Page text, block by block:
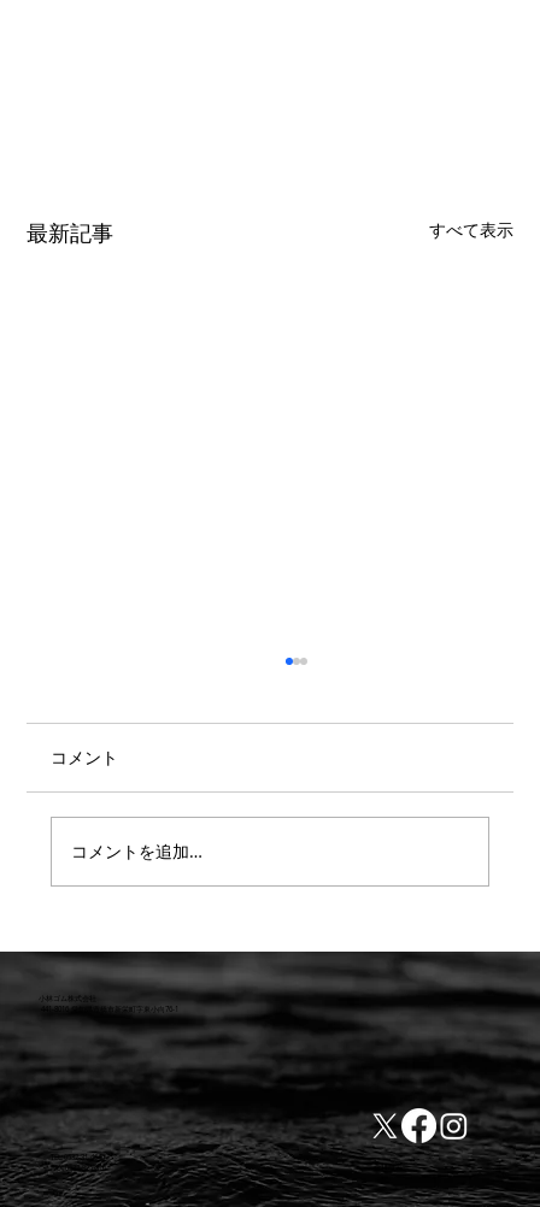
最新記事 すべて表示
らせ
コメント
コメントを追加…
小林ゴム株式会社
441-8016 愛知県豊橋市新栄町字東小向76-1
TEL:0532-31-4646
FAX:0532-32-6810
​会社概要